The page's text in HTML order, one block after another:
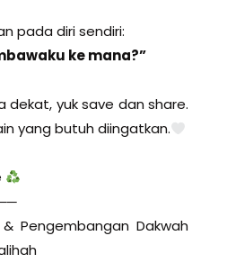
pada diri sendiri:
ke mana?”
dekat, yuk save dan share.
yang butuh diingatkan.
Pengembangan Dakwah